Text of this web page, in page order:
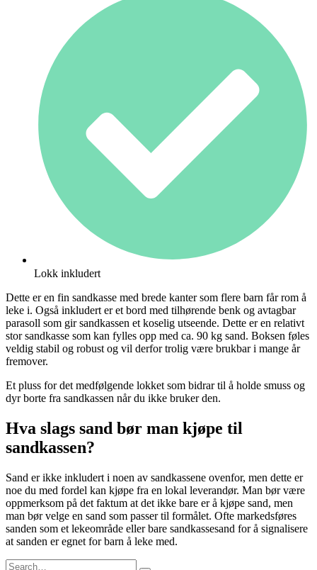
Lokk inkludert
Dette er en fin sandkasse med brede kanter som flere barn får rom å
leke i. Også inkludert er et bord med tilhørende benk og avtagbar
parasoll som gir sandkassen et koselig utseende. Dette er en relativt
stor sandkasse som kan fylles opp med ca. 90 kg sand. Boksen føles
veldig stabil og robust og vil derfor trolig være brukbar i mange år
fremover.
Et pluss for det medfølgende lokket som bidrar til å holde smuss og
dyr borte fra sandkassen når du ikke bruker den.
Hva slags sand bør man kjøpe til
sandkassen?
Sand er ikke inkludert i noen av sandkassene ovenfor, men dette er
noe du med fordel kan kjøpe fra en lokal leverandør. Man bør være
oppmerksom på det faktum at det ikke bare er å kjøpe sand, men
man bør velge en sand som passer til formålet. Ofte markedsføres
sanden som et lekeområde eller bare sandkassesand for å signalisere
at sanden er egnet for barn å leke med.
Search